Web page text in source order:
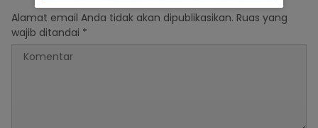
Alamat email Anda tidak akan dipublikasikan. Ruas yang
wajib ditandai *